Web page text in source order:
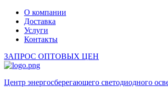
О компании
Доставка
Услуги
Контакты
ЗАПРОС ОПТОВЫХ ЦЕН
Центр энергосберегающего светодиодного